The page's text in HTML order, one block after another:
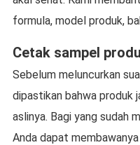
formula, model produk,
Cetak sampel
Sebelum meluncurkan
dipastikan bahwa produk
aslinya. Bagi yang sudah
Anda dapat